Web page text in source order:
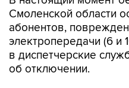
электропередачи (6 и
в диспетчерские
об отключении.
"К сожалению, во